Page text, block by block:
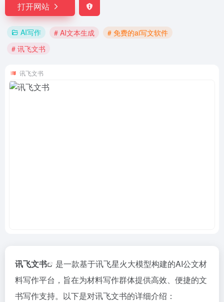
打开网站
AI写作 # AI文本生成
# 免费的ai写文软件
# 讯飞文书
讯飞文书
讯飞文书
是一款基于讯飞星火大模型构建的AI公文材
料写作平台，旨在为材料写作群体提供高效、便捷的文
书写作支持。以下是对讯飞文书的详细介绍：